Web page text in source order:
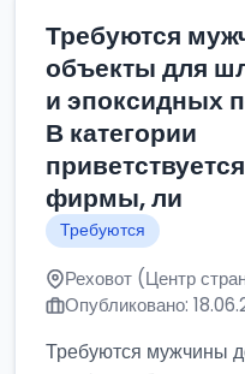
Требуются
объекты для
и эпоксидных
В категории
фирмы, ли
Требуются
Реховот (Центр
Опубликовано:
Требуются мужчины